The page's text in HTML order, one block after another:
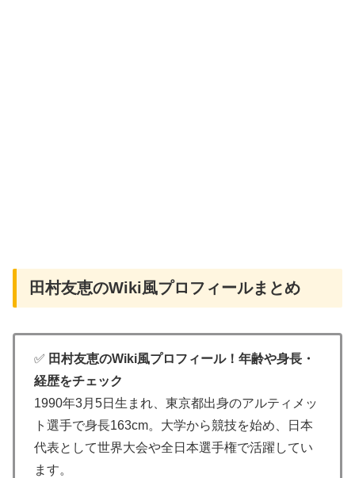
田村友恵のWiki風プロフィールまとめ
✅ 田村友恵のWiki風プロフィール！年齢や身長・
経歴をチェック
1990年3月5日生まれ、東京都出身のアルティメッ
ト選手で身長163cm。大学から競技を始め、日本
代表として世界大会や全日本選手権で活躍してい
ます。